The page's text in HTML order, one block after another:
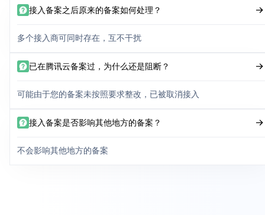
接入备案之后原来的备案如何处理？
多个接入商可同时存在，互不干扰
已在腾讯云备案过，为什么还是阻断？
可能由于您的备案未按照要求整改，已被取消接入
接入备案是否影响其他地方的备案？
不会影响其他地方的备案